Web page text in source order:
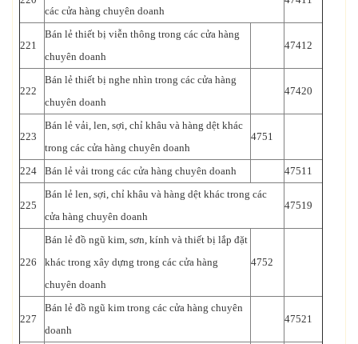
các cửa hàng chuyên doanh
221
Bán lẻ thiết bị viễn thông trong các cửa hàng
chuyên doanh
47412
222
Bán lẻ thiết bị nghe nhìn trong các cửa hàng
chuyên doanh
47420
223
Bán lẻ vải, len, sợi, chỉ khâu và hàng dệt khác
trong các cửa hàng chuyên doanh
4751
224 Bán lẻ vải trong các cửa hàng chuyên doanh 47511
225
Bán lẻ len, sợi, chỉ khâu và hàng dệt khác trong các
cửa hàng chuyên doanh
47519
226
Bán lẻ đồ ngũ kim, sơn, kính và thiết bị lắp đặt
khác trong xây dựng trong các cửa hàng
chuyên doanh
4752
227
Bán lẻ đồ ngũ kim trong các cửa hàng chuyên
doanh
47521